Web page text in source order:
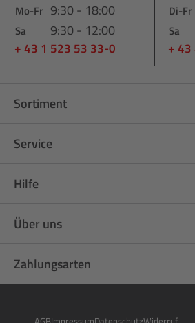
Mo-Fr 9:30 - 18:00
Sa 9:30 - 12:00
+ 43 1 523 53 33-0
Di-Fr
Sa
+
Sortiment
Service
Hilfe
Über uns
Zahlungsarten